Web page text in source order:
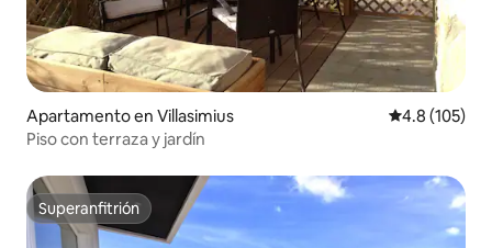
Apartamento en Villasimius Calificación
4.8 (105)
Piso con terraza y jardín
Superanfitrión
Superanfitrión